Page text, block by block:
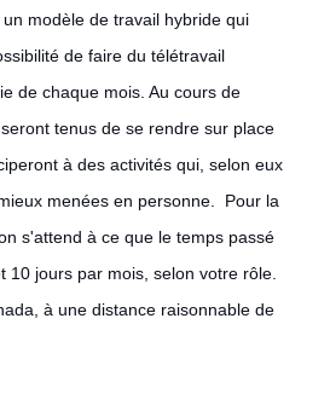
modèle de travail hybride qui
de faire du télétravail
de chaque mois. Au cours de
tenus de se rendre sur place
à des activités qui, selon eux
menées en personne. Pour la
s'attend à ce que le temps passé
10 jours par mois, selon votre rôle.
à une distance raisonnable de